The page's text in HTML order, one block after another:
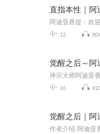
直指本性｜阿
12
觉醒之后～阿
16
觉醒之后｜阿